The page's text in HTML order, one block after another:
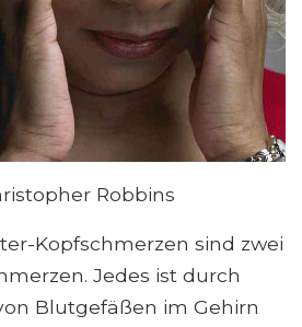
Robbins
Kopfschmerzen sind zwei
Jedes ist durch
Blutgefäßen im Gehirn